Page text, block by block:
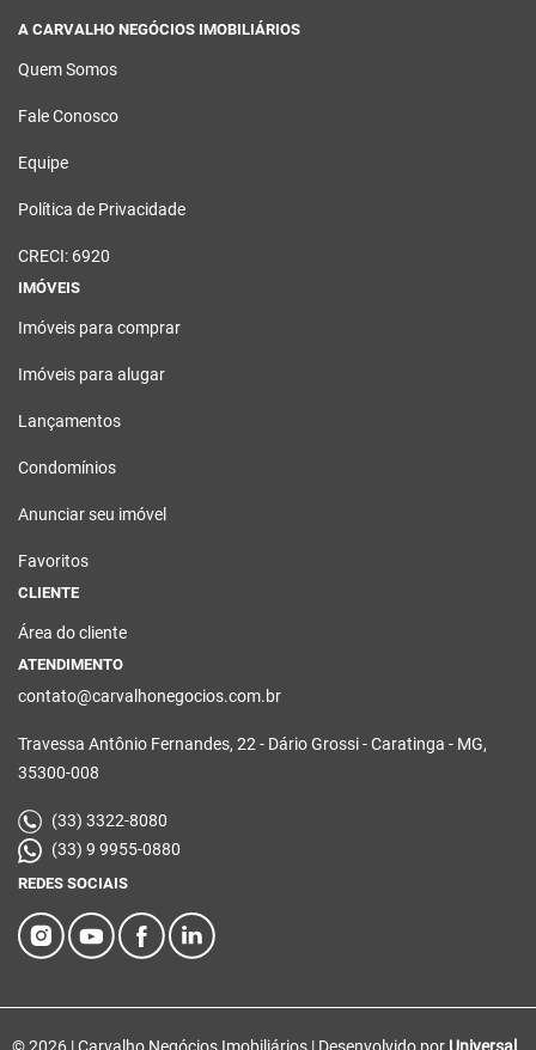
A CARVALHO NEGÓCIOS IMOBILIÁRIOS
Quem Somos
Fale Conosco
Equipe
Política de Privacidade
CRECI: 6920
IMÓVEIS
Imóveis para comprar
Imóveis para alugar
Lançamentos
Condomínios
Anunciar seu imóvel
Favoritos
CLIENTE
Área do cliente
ATENDIMENTO
contato@carvalhonegocios.com.br
Travessa Antônio Fernandes, 22 - Dário Grossi - Caratinga - MG,
35300-008
(33) 3322-8080
(33) 9 9955-0880
REDES SOCIAIS